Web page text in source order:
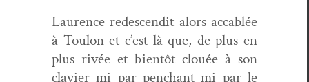
Lau­rence redescen­dit alors acca­blée
à Toulon et c’est là que, de plus en
plus rivée et bien­tôt clouée à son
clavier mi par pen­chant mi par le